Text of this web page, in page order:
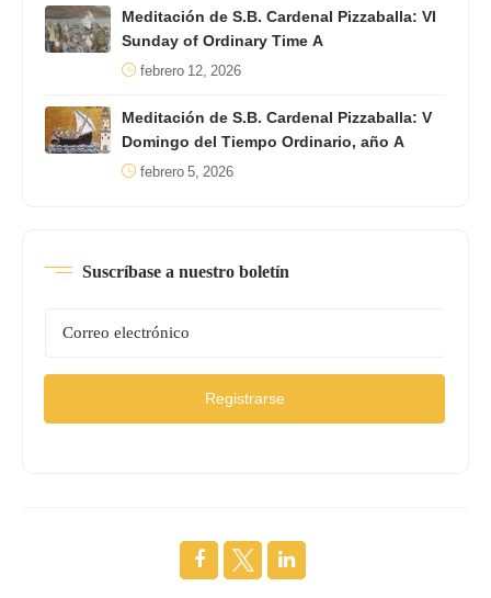
Meditación de S.B. Cardenal Pizzaballa: VI
Sunday of Ordinary Time A
febrero 12, 2026
Meditación de S.B. Cardenal Pizzaballa: V
Domingo del Tiempo Ordinario, año A
febrero 5, 2026
Suscríbase a nuestro boletín
Registrarse